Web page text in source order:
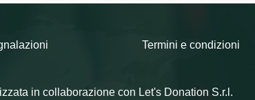
Termini e condizioni
in collaborazione con Let's Donation S.r.l.